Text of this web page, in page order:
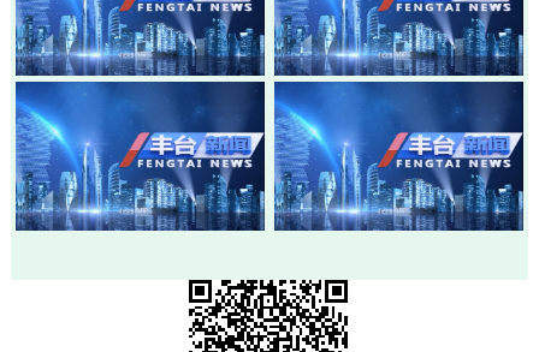
20260803-丰台新闻
20260730-丰台新闻